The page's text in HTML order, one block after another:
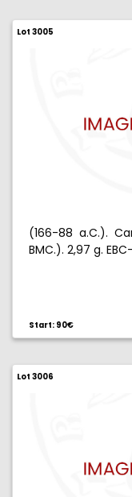
Lot 3005
(166-88 a.C.).
BMC.). 2,97 g.
Start: 90€
Lot 3006